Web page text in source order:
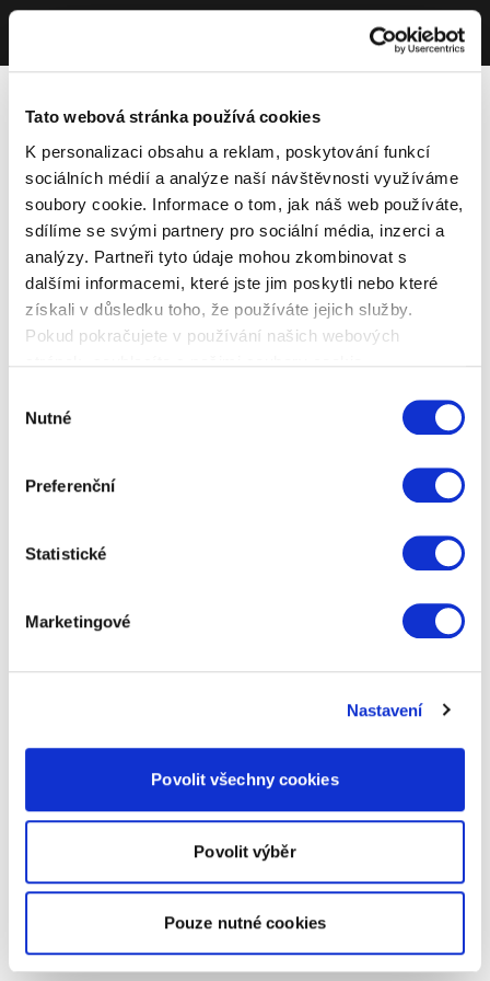
Tato webová stránka používá cookies
K personalizaci obsahu a reklam, poskytování funkcí
sociálních médií a analýze naší návštěvnosti využíváme
soubory cookie. Informace o tom, jak náš web používáte,
sdílíme se svými partnery pro sociální média, inzerci a
analýzy. Partneři tyto údaje mohou zkombinovat s
dalšími informacemi, které jste jim poskytli nebo které
získali v důsledku toho, že používáte jejich služby.
Pokud pokračujete v používání našich webových
souhlasu
Nutné
Preferenční
Statistické
Marketingové
Nastavení
Povolit všechny cookies
Povolit výběr
Pouze nutné cookies